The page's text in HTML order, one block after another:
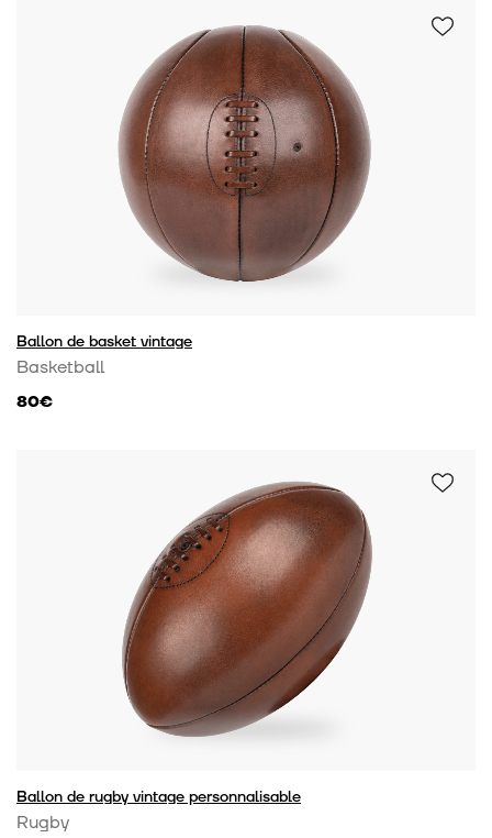
commerce équitable par Max Havelaar France. À
travers chaque vente de ballon, nous reversons
également un pourcentage de vente à une association.
Retrouvez l'association qui est liée au ballon dans le
descriptif produit. Nous souhaitons être transparents
dans chaque étape de vie du produit, sur nos avancées
et nos challenges pour le futur. Vous pourrez ainsi
retrouver la traçabilité de nos productions de ballons,
nos audits et analyses de matières ainsi que nos
avancées en terme de recyclage des ballons de sport
Transparence.
Ballon de basket vintage
Basketball
80€
Ballon de rugby vintage personnalisable
Rugby